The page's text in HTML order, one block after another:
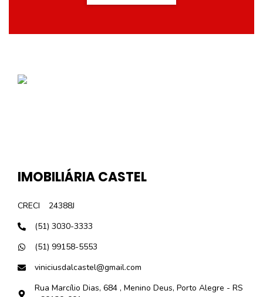
IMOBILIÁRIA CASTEL
CRECI
24388J
(51) 3030-3333
(51) 99158-5553
viniciusdalcastel@gmail.com
Rua Marcílio Dias, 684 , Menino Deus, Porto Alegre - RS